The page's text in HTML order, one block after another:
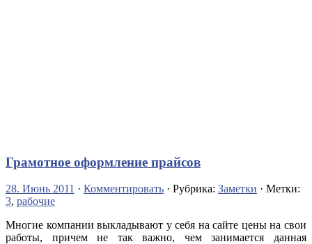
Грамотное оформление прайсов
28. Июнь 2011 · Комментировать · Рубрика: Заметки · Метки:
3, рабочие
Многие компании выкладывают у себя на сайте цены на свои
работы, причем не так важно, чем занимается данная